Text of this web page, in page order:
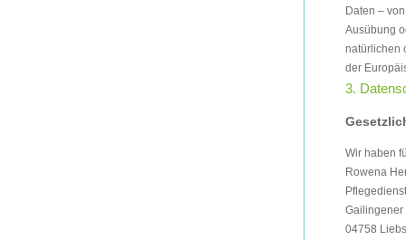
Daten –
Ausübung
natürlichen
der
3.
Wir haben
Rowena
Gailingener
04758